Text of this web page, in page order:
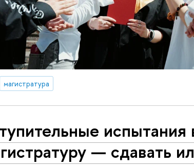
магистратура
испытания
— сдавать